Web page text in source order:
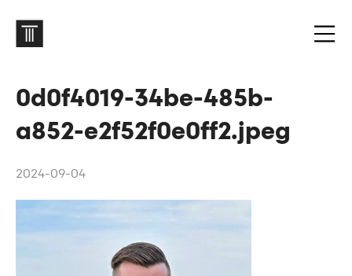
0d0f4019-34be-485b-
a852-e2f52f0e0ff2.jpeg
2024-09-04